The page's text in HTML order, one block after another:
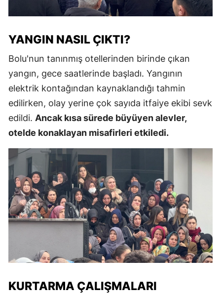
YANGIN NASIL ÇIKTI?
Bolu'nun tanınmış otellerinden birinde çıkan
yangın, gece saatlerinde başladı. Yangının
elektrik kontağından kaynaklandığı tahmin
edilirken, olay yerine çok sayıda itfaiye ekibi sevk
edildi. Ancak kısa sürede büyüyen alevler,
otelde konaklayan misafirleri etkiledi.
KURTARMA ÇALIŞMALARI